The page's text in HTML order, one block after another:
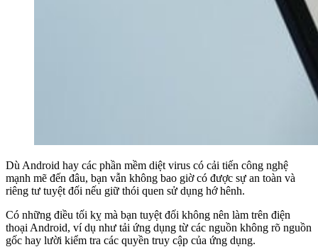
Dù Android hay các phần mềm diệt virus có cải tiến công nghệ
mạnh mẽ đến đâu, bạn vẫn không bao giờ có được sự an toàn và
riêng tư tuyệt đối nếu giữ thói quen sử dụng hớ hênh.
Có những điều tối kỵ mà bạn tuyệt đối không nên làm trên điện
thoại Android, ví dụ như tải ứng dụng từ các nguồn không rõ nguồn
gốc hay lười kiểm tra các quyền truy cập của ứng dụng.